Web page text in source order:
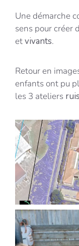
Une démarche
sens pour créer
etvivants.
Retour en
enfants ont pu
les 3 ateliers